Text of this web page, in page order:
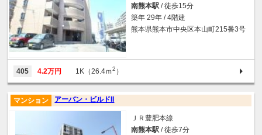
南熊本駅 / 徒歩15分
築年 29年 / 4階建
熊本県熊本市中央区本山町215番3号
405 4.2万円 1K（26.4ｍ2 ）
アーバン・ビルドII
マンション
ＪＲ豊肥本線
南熊本駅 / 徒歩7分